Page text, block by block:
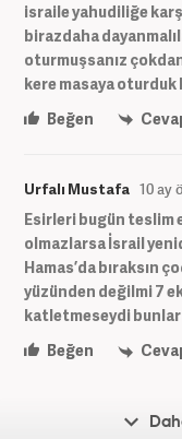
israile yahudiliğe
birazdaha
oturmuşsanız
kere masaya oturduk
Beğen
Urfalı Mustafa 10 ay
Esirleri bugün teslim
olmazlarsa İsrail
Hamas’da bıraksın
yüzünden değilmi 7
katletmeseydi
Beğen